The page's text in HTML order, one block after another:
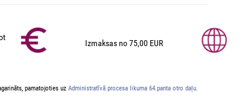
Izmaksas no 75,00 EUR
pamatojoties uz Administratīvā procesa likuma 64.panta otro daļu.